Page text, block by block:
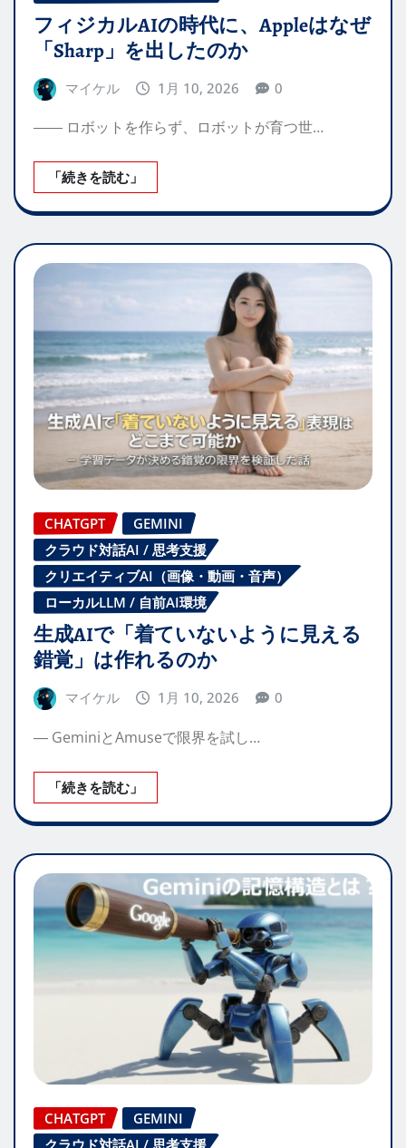
フィジカルAIの時代に、Appleはなぜ
「Sharp」を出したのか
マイケル 1月 10, 2026 0
―― ロボットを作らず、ロボットが育つ世…
「続きを読む」
CHATGPT
GEMINI
クラウド対話AI / 思考支援
クリエイティブAI（画像・動画・音声）
ローカルLLM / 自前AI環境
生成AIで「着ていないように見える
錯覚」は作れるのか
マイケル 1月 10, 2026 0
― GeminiとAmuseで限界を試し…
「続きを読む」
CHATGPT
GEMINI
クラウド対話AI / 思考支援